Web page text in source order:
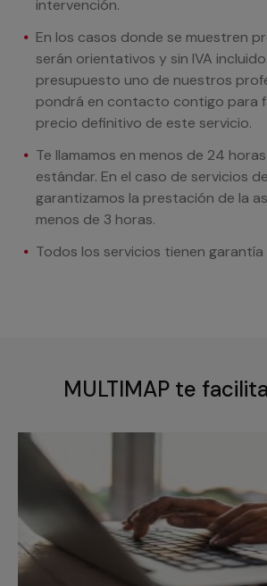
intervención.
En los casos donde se muestren
serán orientativos y sin IVA
presupuesto uno de nuestros
pondrá en contacto contigo para
precio definitivo de este servicio.
Te llamamos en menos de 24
estándar. En el caso de servicios
garantizamos la prestación de la
menos de 3 horas.
Todos los servicios tienen garantía
MULTIMAP te